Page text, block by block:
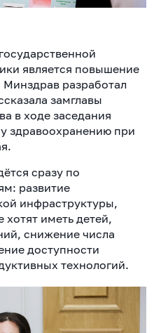
является повышение
разработал
замглавы
в ходе заседания
здравоохранению при
сразу по
развитие
инфраструктуры,
иметь детей,
снижение числа
доступности
технологий.